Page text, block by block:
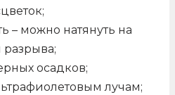
– можно натянуть на
разрыва;
осадков;
лучам;